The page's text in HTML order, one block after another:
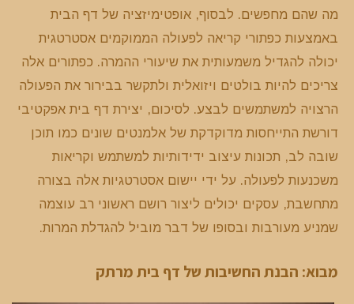
מה שהם מחפשים. לבסוף, אופטימיזציה של דף הבית
באמצעות כפתורי קריאה לפעולה הממוקמים אסטרטגית
יכולה להגדיל משמעותית את שיעורי ההמרה. כפתורים אלה
צריכים להיות בולטים ויזואלית ולתקשר בבירור את הפעולה
הרצויה למשתמשים לבצע. לסיכום, יצירת דף בית אפקטיבי
דורשת התייחסות מדוקדקת של אלמנטים שונים כמו תוכן
שובה לב, תכונות עיצוב ידידותיות למשתמש וקריאות
משכנעות לפעולה. על ידי יישום אסטרטגיות אלה בצורה
מתחשבת, עסקים יכולים ליצור רושם ראשוני רב עוצמה
שמניע מעורבות ובסופו של דבר מוביל להגדלת המרות.
מבוא: הבנת החשיבות של דף בית מרתק